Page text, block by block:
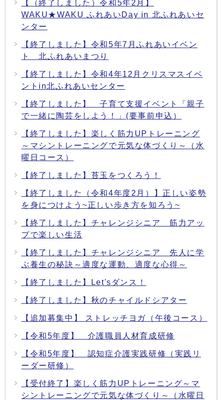
【（終了しました）令和5年2月】
WAKU★WAKU ふれあいDay in 北ふれあいセ
ンター
【終了しました】令和5年7月ふれあいイベン
ト 北ふれあいまつり
【終了しました】令和4年12月クリスマスイベ
ントin北ふれあいセンター
【終了しました】 子育て支援イベント「親子
で一緒に陶芸をしよう！」(要事前申込）
【終了しました】楽しく筋力UPトレーニング
～マシントレーニングで元気な体づくり～（水
曜日コース）
【終了しました】苔玉をつくろう！
【終了しました（令和4年度2月）】正しい姿勢
を身につけよう~正しい歩き方を知ろう~
【終了しました】チャレンジシニア 筋力アッ
プで楽しい生活
【終了しました】チャレンジシニア 先人に学
ぶ養生の秘訣～適度な運動、適度な心得～
【終了しました】Let'sダンス！
【終了しました】秋のチャイルドシアター
【追加募集中】 ストレッチヨガ（午後コース）
【令和5年度】 介護職員人材育成研修
【令和5年度】 認知症介護実践研修（実践リ
ーダー研修）
【受付終了】楽しく筋力UPトレーニング～マ
シントレーニングで元気な体づくり～（水曜日